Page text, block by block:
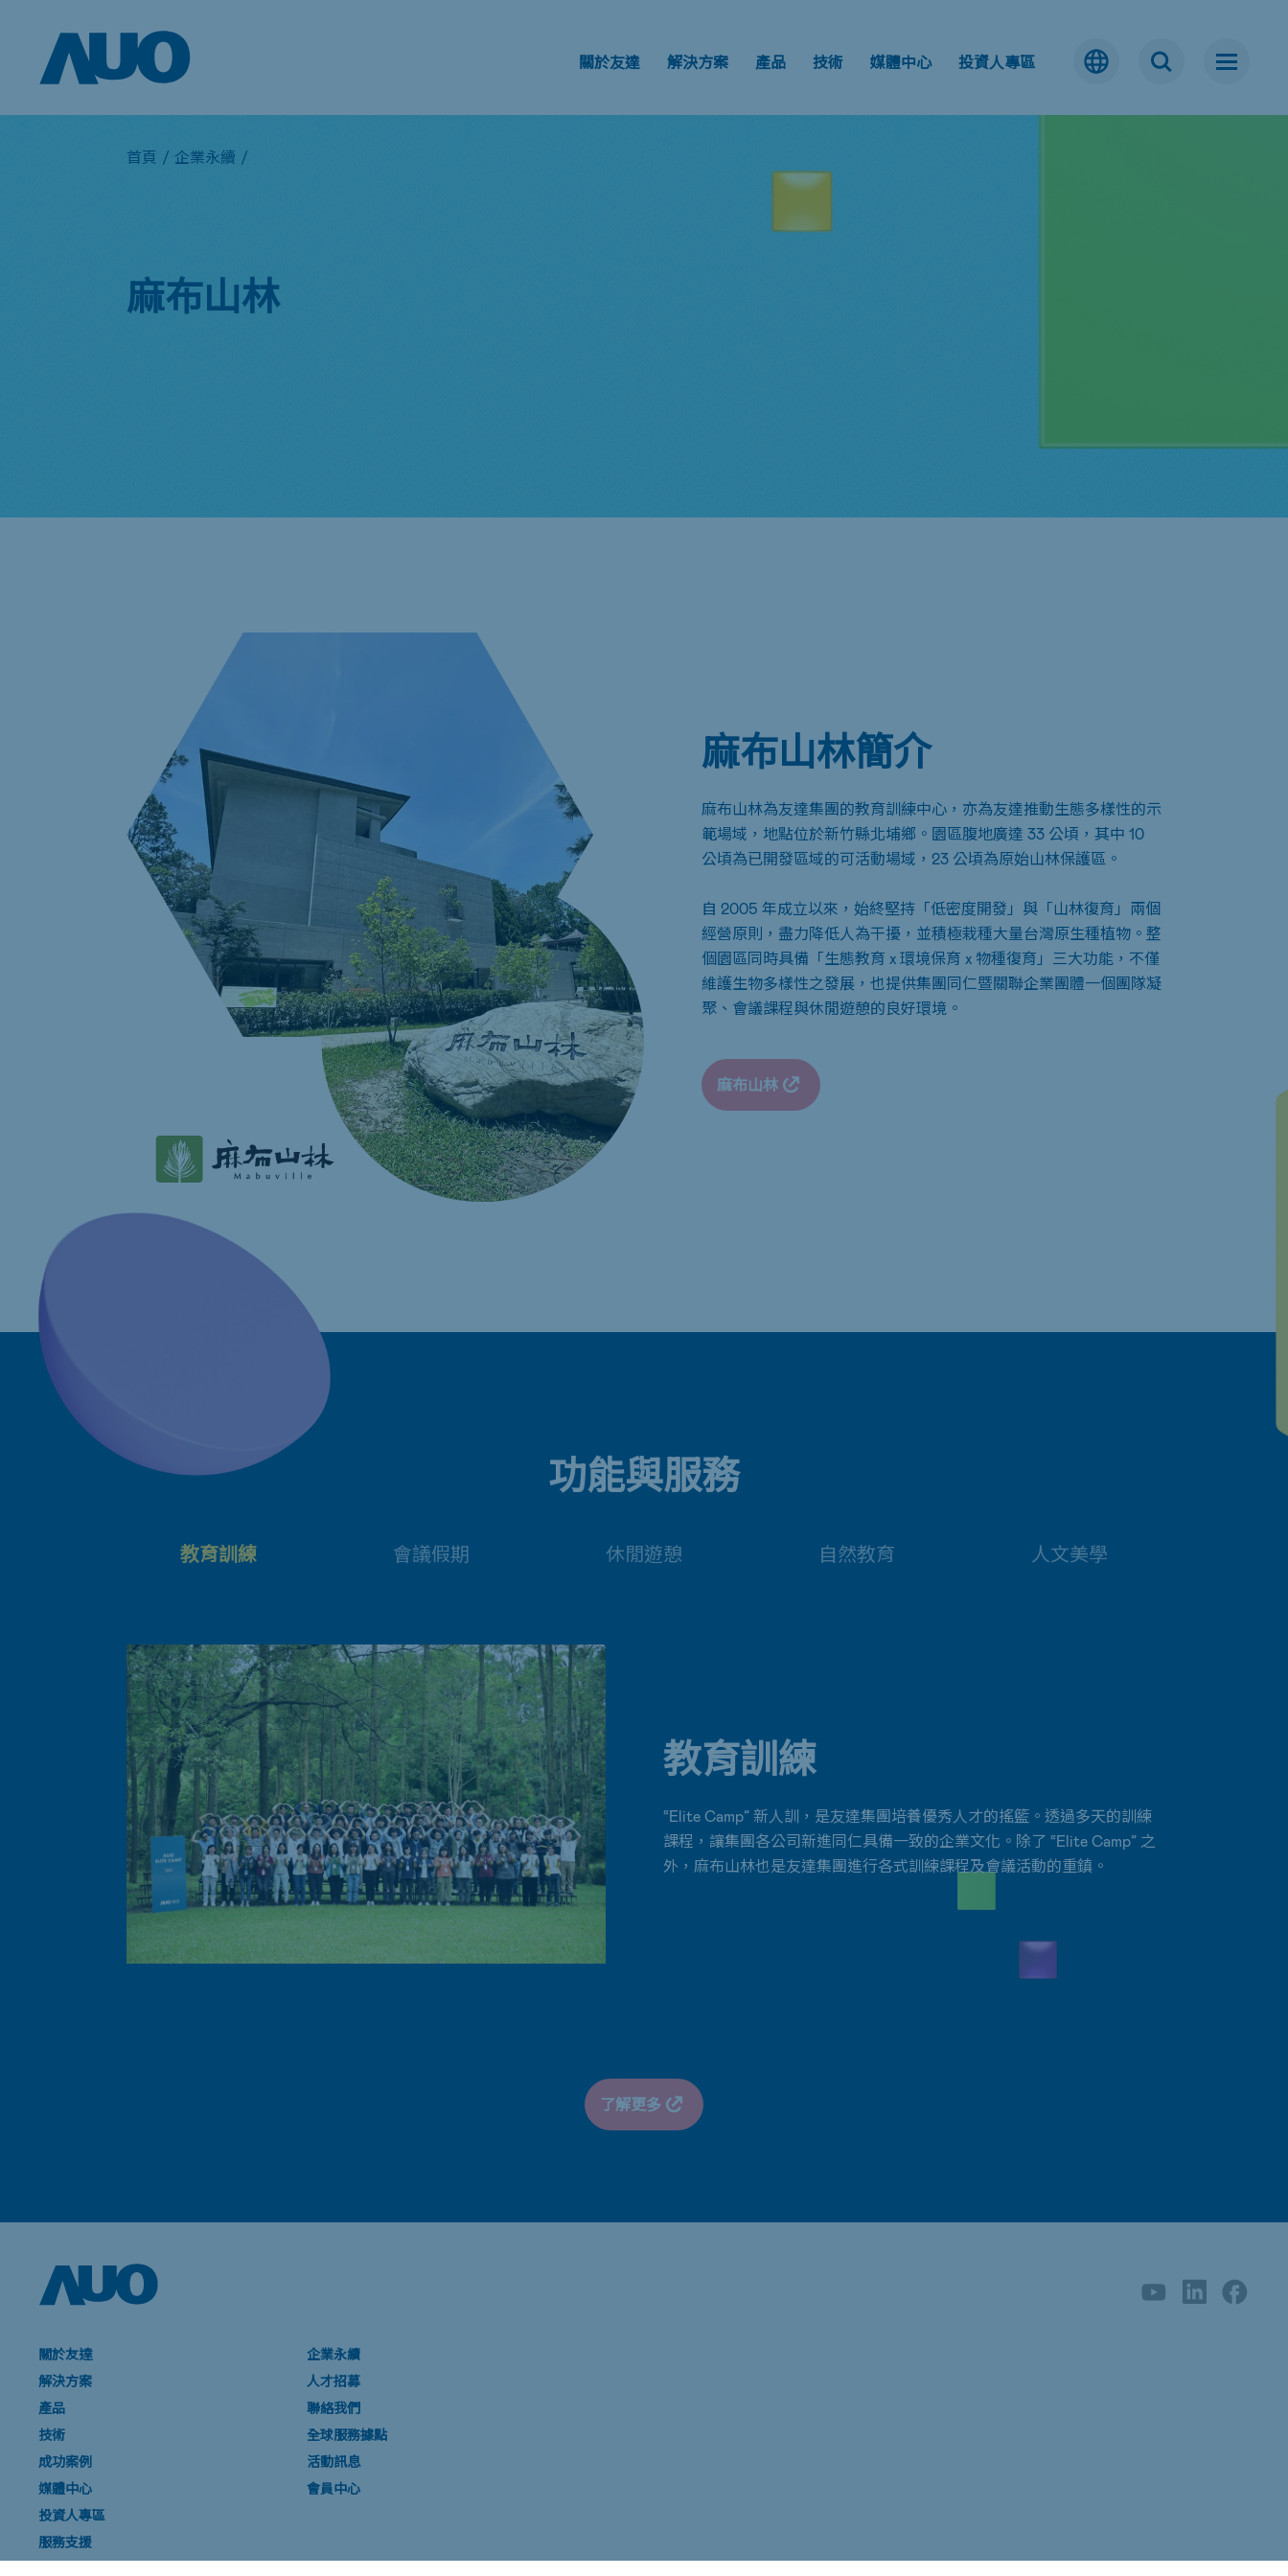
關於友達 解決方案 產品 技術 媒體中心 投資人專區
首頁 / 企業永續 /
麻布山林
麻布山林簡介
麻布山林為友達集團的教育訓練中心，亦為友達推動生態多樣性的示
範場域，地點位於新竹縣北埔鄉。園區腹地廣達 33 公頃，其中 10
公頃為已開發區域的可活動場域，23 公頃為原始山林保護區。
自 2005 年成立以來，始終堅持「低密度開發」與「山林復育」兩個
經營原則，盡力降低人為干擾，並積極栽種大量台灣原生種植物。整
個園區同時具備「生態教育 x 環境保育 x 物種復育」三大功能，不僅
維護生物多樣性之發展，也提供集團同仁暨關聯企業團體一個團隊凝
聚、會議課程與休閒遊憩的良好環境。
麻布山林
功能與服務
教育訓練 會議假期 休閒遊憩 自然教育 人文美學
教育訓練
“Elite Camp” 新人訓，是友達集團培養優秀人才的搖籃。透過多天的訓練
課程，讓集團各公司新進同仁具備一致的企業文化。除了 “Elite Camp” 之
外，麻布山林也是友達集團進行各式訓練課程及會議活動的重鎮。
了解更多
關於友達
解決方案
產品
技術
成功案例
媒體中心
投資人專區
服務支援
企業永續
人才招募
聯絡我們
全球服務據點
活動訊息
會員中心